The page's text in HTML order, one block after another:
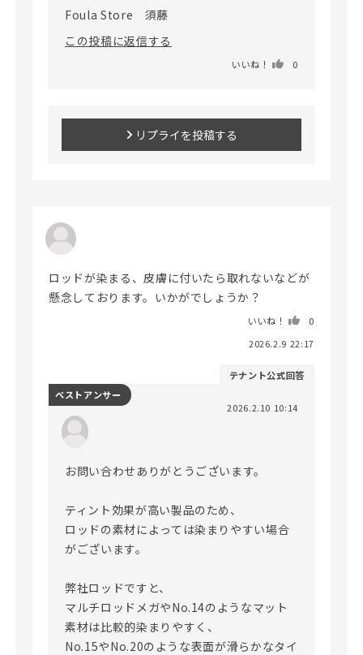
Foula Store　須藤
この投稿に返信する
いいね！ 0
リプライを投稿する
ロッドが染まる、皮膚に付いたら取れないなどが
懸念しております。いかがでしょうか？
いいね！
0
2026.2.9 22:17
2026.2.10 10:14
お問い合わせありがとうございます。
ティント効果が高い製品のため、
ロッドの素材によっては染まりやすい場合
がございます。
弊社ロッドですと、
マルチロッドメガやNo.14のようなマット
素材は比較的染まりやすく、
No.15やNo.20のような表面が滑らかなタイ
ベストアンサー
テナント公式回答